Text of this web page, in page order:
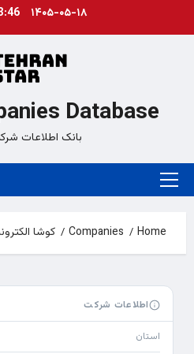
۱۴۰۵-۰۵-۱۸ AM
Database
بانک اطلاعات
Primary
Home
Companies کوشا
اطلاعات شرکت
استان